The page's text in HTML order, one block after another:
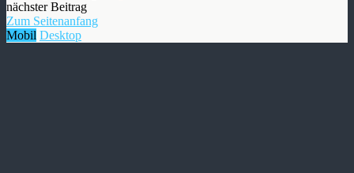
nächster Beitrag
Zum Seitenanfang
Mobil Desktop